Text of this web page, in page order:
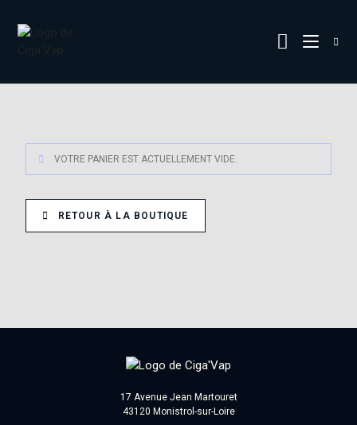
VOTRE PANIER EST ACTUELLEMENT VIDE.
RETOUR À LA BOUTIQUE
17 Avenue Jean Martouret
43120 Monistrol-sur-Loire